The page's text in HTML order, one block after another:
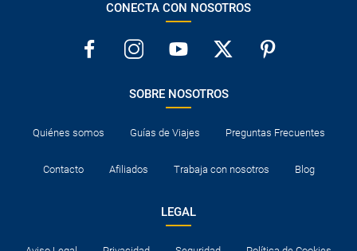
CONECTA CON NOSOTROS
SOBRE NOSOTROS
Quiénes somos Guías de Viajes Preguntas Frecuentes
Contacto Afiliados Trabaja con nosotros Blog
LEGAL